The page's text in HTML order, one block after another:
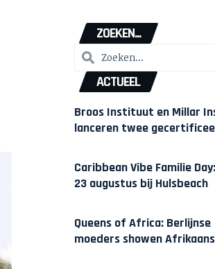
ZOEKEN...
ACTUEEL
Broos Instituut en Millar
lanceren twee
Amsterdam
Caribbean Vibe Familie
23 augustus bij Hulsbeach
Queens of Africa: Berlijnse
moeders showen